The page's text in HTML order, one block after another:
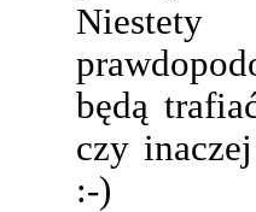
będą
czy
:-)